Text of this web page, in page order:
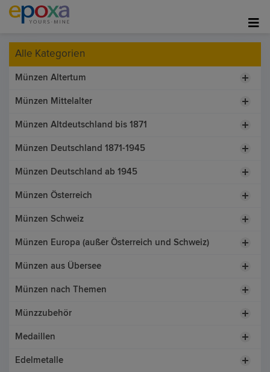
Alle Kategorien
Münzen Altertum
Münzen Mittelalter
Münzen Altdeutschland bis 1871
Münzen Deutschland 1871-1945
Münzen Deutschland ab 1945
Münzen Österreich
Münzen Schweiz
Münzen Europa (außer Österreich und Schweiz)
Münzen aus Übersee
Münzen nach Themen
Münzzubehör
Medaillen
Edelmetalle